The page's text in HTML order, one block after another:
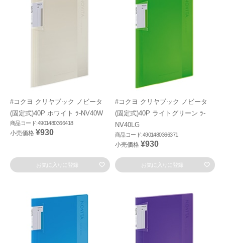
#コクヨ クリヤブック ノビータ
(固定式)40P ホワイト ﾗ-NV40W
商品コード:4901480366418
小売価格 ¥930
お気に入りに登録
#コクヨ クリヤブック ノビータ
(固定式)40P ライトグリーン ﾗ-
NV40LG
商品コード:4901480366371
小売価格 ¥930
お気に入りに登録